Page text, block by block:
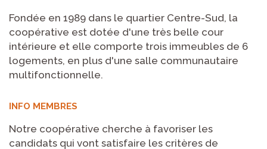
Fondée en 1989 dans le quartier Centre-Sud, la
coopérative est dotée d'une très belle cour
intérieure et elle comporte trois immeubles de 6
logements, en plus d'une salle communautaire
multifonctionnelle.
INFO MEMBRES
Notre coopérative cherche à favoriser les
candidats qui vont satisfaire les critères de